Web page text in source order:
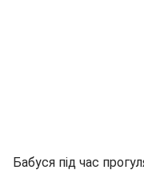
Бабуся під час